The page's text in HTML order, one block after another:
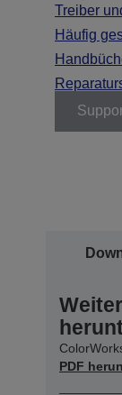
Treiber
Häufig
PDF